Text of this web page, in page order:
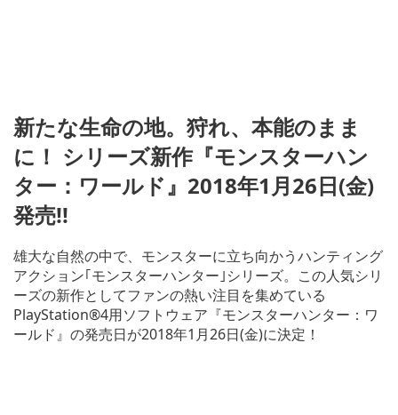
新たな生命の地。狩れ、本能のまま
に！ シリーズ新作『モンスターハン
ター：ワールド』2018年1月26日(金)
発売!!
雄大な自然の中で、モンスターに立ち向かうハンティング
アクション｢モンスターハンター｣シリーズ。この人気シリ
ーズの新作としてファンの熱い注目を集めている
PlayStation®4用ソフトウェア『モンスターハンター：ワ
ールド』の発売日が2018年1月26日(金)に決定！